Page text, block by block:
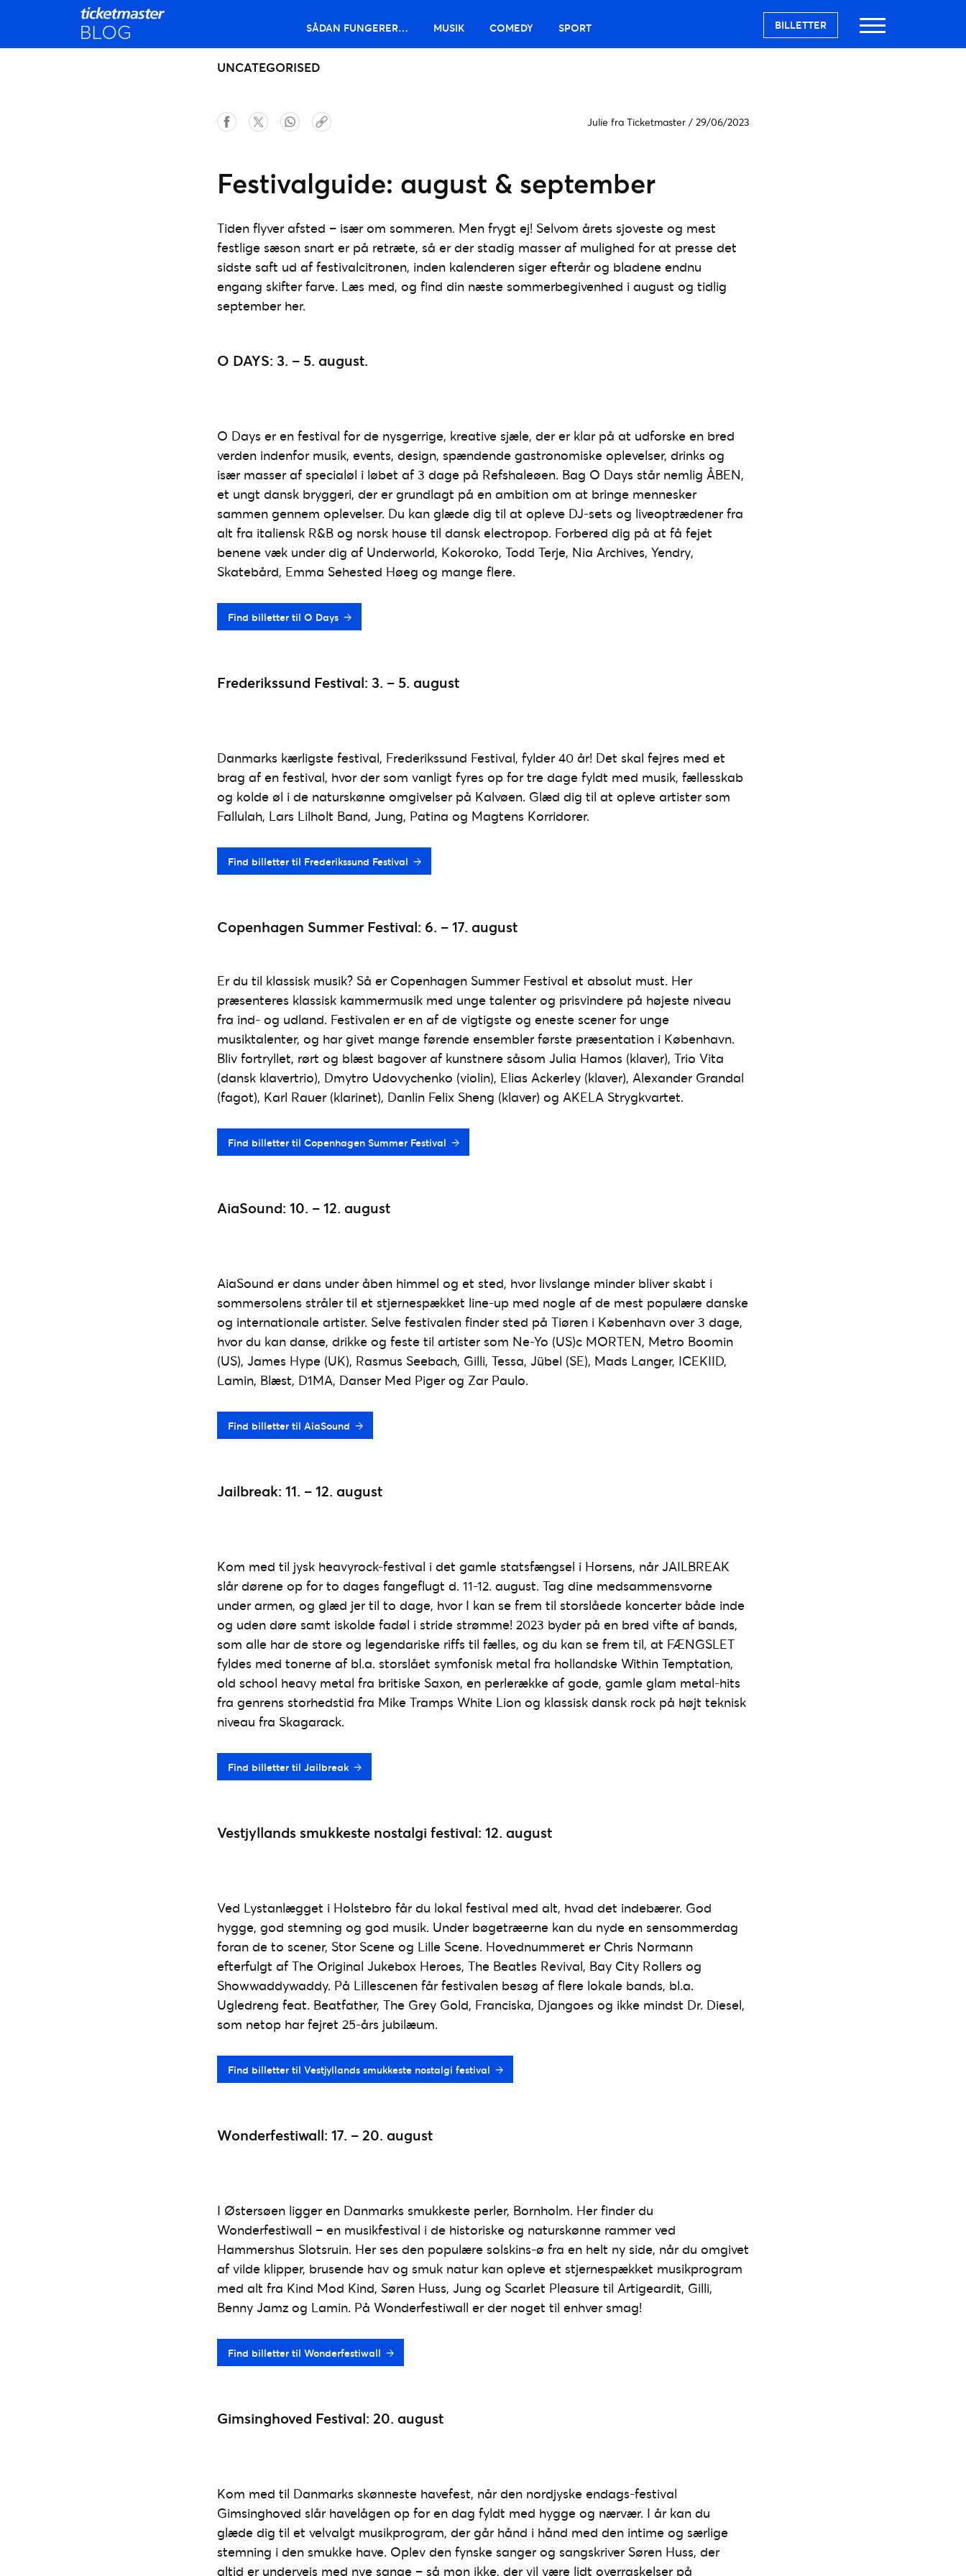
SÅDAN FUNGERER… MUSIK COMEDY SPORT BILLETTER
UNCATEGORISED
Julie fra Ticketmaster / 29/06/2023
Festivalguide: august & september
Tiden flyver afsted – især om sommeren. Men frygt ej! Selvom årets sjoveste og mest
festlige sæson snart er på retræte, så er der stadig masser af mulighed for at presse det
sidste saft ud af festivalcitronen, inden kalenderen siger efterår og bladene endnu
engang skifter farve. Læs med, og find din næste sommerbegivenhed i august og tidlig
september her.
O DAYS: 3. – 5. august.
O Days er en festival for de nysgerrige, kreative sjæle, der er klar på at udforske en bred
verden indenfor musik, events, design, spændende gastronomiske oplevelser, drinks og
især masser af specialøl i løbet af 3 dage på Refshaleøen. Bag O Days står nemlig ÅBEN,
et ungt dansk bryggeri, der er grundlagt på en ambition om at bringe mennesker
sammen gennem oplevelser. Du kan glæde dig til at opleve DJ-sets og liveoptrædener fra
alt fra italiensk R&B og norsk house til dansk electropop. Forbered dig på at få fejet
benene væk under dig af Underworld, Kokoroko, Todd Terje, Nia Archives, Yendry,
Skatebård, Emma Sehested Høeg og mange flere.
Find billetter til O Days
Frederikssund Festival: 3. – 5. august
Danmarks kærligste festival, Frederikssund Festival, fylder 40 år! Det skal fejres med et
brag af en festival, hvor der som vanligt fyres op for tre dage fyldt med musik, fællesskab
og kolde øl i de naturskønne omgivelser på Kalvøen. Glæd dig til at opleve artister som
Fallulah, Lars Lilholt Band, Jung, Patina og Magtens Korridorer.
Find billetter til Frederikssund Festival
Copenhagen Summer Festival: 6. – 17. august
Er du til klassisk musik? Så er Copenhagen Summer Festival et absolut must. Her
præsenteres klassisk kammermusik med unge talenter og prisvindere på højeste niveau
fra ind- og udland. Festivalen er en af de vigtigste og eneste scener for unge
musiktalenter, og har givet mange førende ensembler første præsentation i København.
Bliv fortryllet, rørt og blæst bagover af kunstnere såsom Julia Hamos (klaver), Trio Vita
(dansk klavertrio), Dmytro Udovychenko (violin), Elias Ackerley (klaver), Alexander Grandal
(fagot), Karl Rauer (klarinet), Danlin Felix Sheng (klaver) og AKELA Strygkvartet.
Find billetter til Copenhagen Summer Festival
AiaSound: 10. – 12. august
AiaSound er dans under åben himmel og et sted, hvor livslange minder bliver skabt i
sommersolens stråler til et stjernespækket line-up med nogle af de mest populære danske
og internationale artister. Selve festivalen finder sted på Tiøren i København over 3 dage,
hvor du kan danse, drikke og feste til artister som Ne-Yo (US)c MORTEN, Metro Boomin
(US), James Hype (UK), Rasmus Seebach, Gilli, Tessa, Jübel (SE), Mads Langer, ICEKIID,
Lamin, Blæst, D1MA, Danser Med Piger og Zar Paulo.
Find billetter til AiaSound
Jailbreak: 11. – 12. august
Kom med til jysk heavyrock-festival i det gamle statsfængsel i Horsens, når JAILBREAK
slår dørene op for to dages fangeflugt d. 11-12. august. Tag dine medsammensvorne
under armen, og glæd jer til to dage, hvor I kan se frem til storslåede koncerter både inde
og uden døre samt iskolde fadøl i stride strømme! 2023 byder på en bred vifte af bands,
som alle har de store og legendariske riffs til fælles, og du kan se frem til, at FÆNGSLET
fyldes med tonerne af bl.a. storslået symfonisk metal fra hollandske Within Temptation,
old school heavy metal fra britiske Saxon, en perlerække af gode, gamle glam metal-hits
fra genrens storhedstid fra Mike Tramps White Lion og klassisk dansk rock på højt teknisk
niveau fra Skagarack.
Find billetter til Jailbreak
Vestjyllands smukkeste nostalgi festival: 12. august
Ved Lystanlægget i Holstebro får du lokal festival med alt, hvad det indebærer. God
hygge, god stemning og god musik. Under bøgetræerne kan du nyde en sensommerdag
foran de to scener, Stor Scene og Lille Scene. Hovednummeret er Chris Normann
efterfulgt af The Original Jukebox Heroes, The Beatles Revival, Bay City Rollers og
Showwaddywaddy. På Lillescenen får festivalen besøg af flere lokale bands, bl.a.
Ugledreng feat. Beatfather, The Grey Gold, Franciska, Djangoes og ikke mindst Dr. Diesel,
som netop har fejret 25-års jubilæum.
Find billetter til Vestjyllands smukkeste nostalgi festival
Wonderfestiwall: 17. – 20. august
I Østersøen ligger en Danmarks smukkeste perler, Bornholm. Her finder du
Wonderfestiwall – en musikfestival i de historiske og naturskønne rammer ved
Hammershus Slotsruin. Her ses den populære solskins-ø fra en helt ny side, når du omgivet
af vilde klipper, brusende hav og smuk natur kan opleve et stjernespækket musikprogram
med alt fra Kind Mod Kind, Søren Huss, Jung og Scarlet Pleasure til Artigeardit, Gilli,
Benny Jamz og Lamin. På Wonderfestiwall er der noget til enhver smag!
Find billetter til Wonderfestiwall
Gimsinghoved Festival: 20. august
Kom med til Danmarks skønneste havefest, når den nordjyske endags-festival
Gimsinghoved slår havelågen op for en dag fyldt med hygge og nærvær. I år kan du
glæde dig til et velvalgt musikprogram, der går hånd i hånd med den intime og særlige
stemning i den smukke have. Oplev den fynske sanger og sangskriver Søren Huss, der
altid er undervejs med nye sange – så mon ikke, der vil være lidt overraskelser på